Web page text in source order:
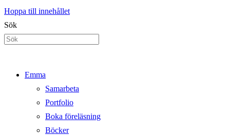
Hoppa till innehållet
Sök
Emma
Samarbeta
Portfolio
Boka föreläsning
Böcker